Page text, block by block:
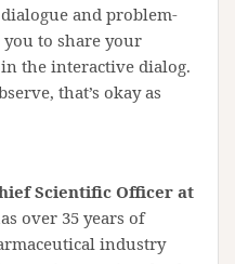
and problem-
to share your
the interactive dialog.
that’s okay as
Scientific Officer at
over 35 years of
industry